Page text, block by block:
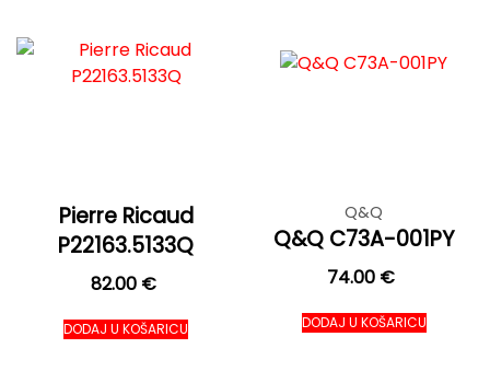
Pierre Ricaud
P22163.5133Q
82.00 €
DODAJ U KOŠARICU
Q&Q
Q&Q C73A-001PY
74.00 €
DODAJ U KOŠARICU